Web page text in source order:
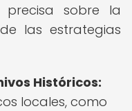
sobre la
las estrategias
Históricos:
locales, como